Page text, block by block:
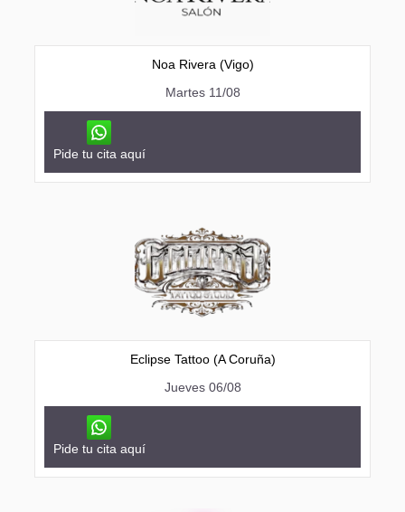
Noa Rivera (Vigo)
Martes 11/08
Pide tu cita aquí
Eclipse Tattoo (A Coruña)
Jueves 06/08
Pide tu cita aquí